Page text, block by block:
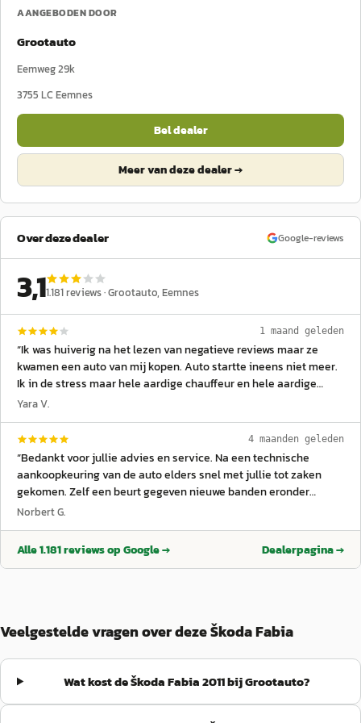
AANGEBODEN DOOR
Grootauto
Eemweg 29k
3755 LC Eemnes
Bel dealer
Meer van deze dealer →
Over deze dealer Google-reviews
3,11.181reviews ·Grootauto, Eemnes
1 maand geleden
“Ik was huiverig na het lezen van negatieve reviews maar ze
kwamen een auto van mij kopen. Auto startte ineens niet meer.
Ik in de stress maar hele aardige chauffeur en hele aardige
mensen gesproken van De Groot zelf. Ze hebben de tijd
nemen en volgens afspraak te verkopen. Ik kan je verzekeren
dat de Suzuki splash die te koop komt echt een goede auto is
om te kopen. Nieuwe accu gaan ze erin doen. Al het onderhoud
hebben wij in de afgelopen jaren al gedaan. Zeker geen
onbetrouwbaar lijk wat ze gaan verkopen.
Yara V.
4 maanden geleden
“Bedankt voor jullie advies en service. Na een technische
aankoopkeuring van de auto elders snel met jullie tot zaken
gekomen. Zelf een beurt gegeven nieuwe banden eronder
nieuwe accu. Wij zijn blij met onze nieuwe aanwinst.
Norbert G.
Alle1.181reviews op Google → Dealerpagina →
Veelgestelde vragen over deze Škoda Fabia
Wat kost de Škoda Fabia 2011 bij Grootauto?